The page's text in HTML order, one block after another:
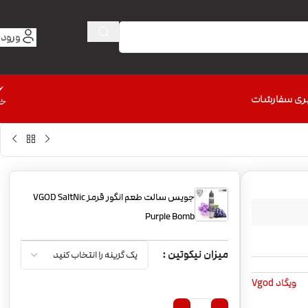
سفارشات
ویگاد Vgod
جویس سالت طعم انگور قرمز VGOD SaltNic
Purple Bomb
میزان نیکوتین